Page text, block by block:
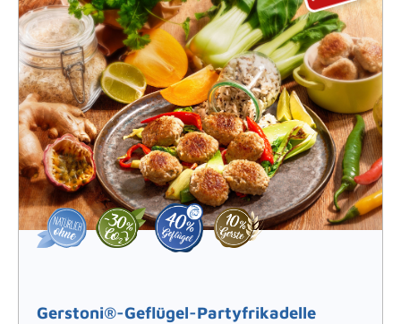
Gerstoni®-Geflügel-Partyfrikadelle